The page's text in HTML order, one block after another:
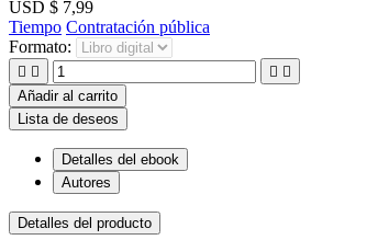
USD $ 7,99
Tiempo Contratación pública
Formato:
   
Añadir al carrito
Lista de deseos
Detalles del ebook
Autores
Detalles del producto